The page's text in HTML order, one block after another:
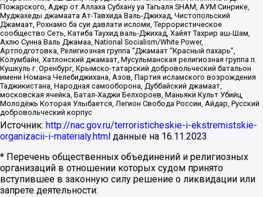
Пожарского, Аджр от Аллаха Субхану уа Тагьаля SHAM, АУМ Синрике,
Муджахеды джамаата Ат-Тавхида Валь-Джихад, Чистопольский
Джамаат, Рохнамо ба суи давлати исломи, Террористическое
сообщество Сеть, Катиба Таухид валь-Джихад, Хайят Тахрир аш-Шам,
Ахлю Сунна Валь Джамаа, National Socialism/White Power,
Артподготовка, Религиозная группа “Джамаат “Красный пахарь”,
Колумбайн, Хатлонский джамаат, Мусульманская религиозная группа п.
Кушкуль г. Оренбург, Крымско-татарский добровольческий батальон
имени Номана Челебиджихана, Азов, Партия исламского возрождения
Таджикистана, Народная самооборона, Дуббайский джамаат,
московская ячейка, Батал-Хаджи Белхороев, Маньяки Культ Убийц,
Молодёжь Которая Улыбается, Легион Свобода России, Айдар, Русский
добровольческий корпус
Источник: http://nac.gov.ru/terroristicheskie-i-ekstremistskie-
organizacii-i-materialy.html данные на 16.11.2023
* Перечень общественных объединений и религиозных
организаций в отношении которых судом принято
вступившее в законную силу решение о ликвидации или
запрете деятельности: